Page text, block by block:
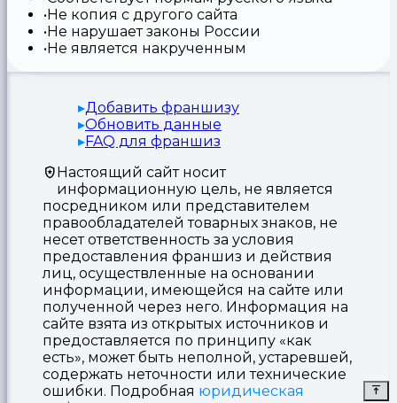
Не копия с другого сайта
Не нарушает законы России
Не является накрученным
Добавить франшизу
Обновить данные
FAQ для франшиз
Настоящий сайт носит
информационную цель, не является
посредником или представителем
правообладателей товарных знаков, не
несет ответственность за условия
предоставления франшиз и действия
лиц, осуществленные на основании
информации, имеющейся на сайте или
полученной через него. Информация на
сайте взята из открытых источников и
предоставляется по принципу «как
есть», может быть неполной, устаревшей,
содержать неточности или технические
ошибки. Подробная юридическая